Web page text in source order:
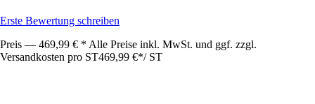
Erste Bewertung schreiben
Preis — 469,99 € * Alle Preise inkl. MwSt. und ggf. zzgl.
Versandkosten pro ST469,99 €*/ ST